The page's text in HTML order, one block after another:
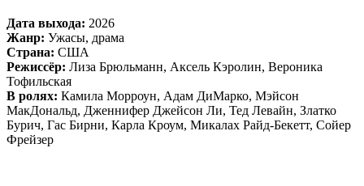
Дата выхода: 2026
Жанр: Ужасы, драма
Страна: США
Режиссёр: Лиза Брюльманн, Аксель Кэролин, Вероника
Тофильская
В ролях: Камила Морроун, Адам ДиМарко, Мэйсон
МакДональд, Дженнифер Джейсон Ли, Тед Левайн, Златко
Бурич, Гас Бирни, Карла Кроум, Микалах Райд-Бекетт, Сойер
Фрейзер